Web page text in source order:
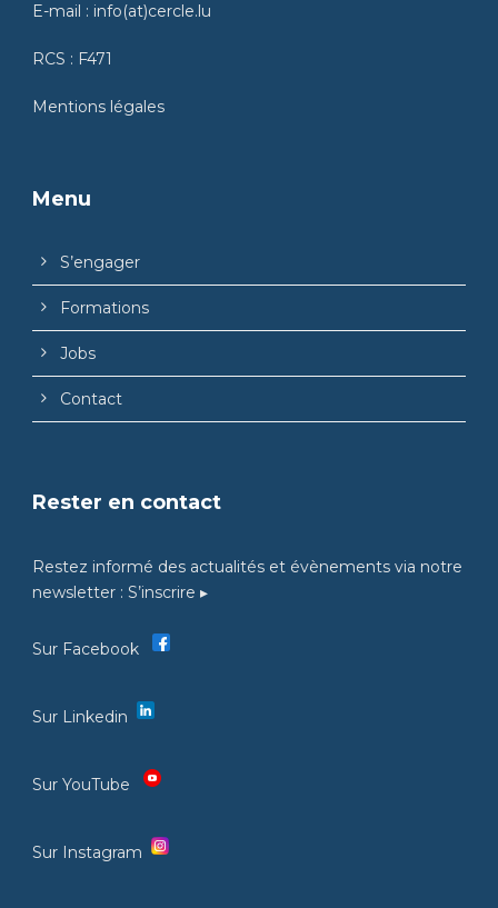
E-mail : info(at)cercle.lu
RCS : F471
Mentions légales
Menu
S’engager
Formations
Jobs
Contact
Rester en contact
Restez informé des actualités et évènements via notre
newsletter : S’inscrire ▸
Sur Facebook
Sur Linkedin
Sur YouTube
Sur Instagram